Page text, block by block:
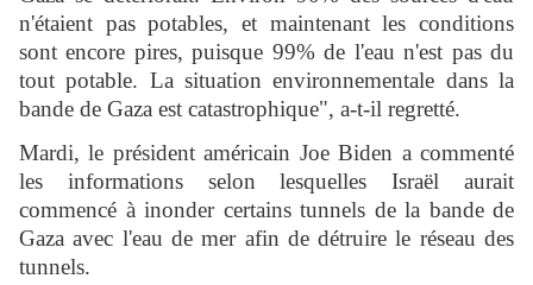
n'étaient pas potables, et maintenant les conditions
sont encore pires, puisque 99% de l'eau n'est pas du
tout potable. La situation environnementale dans la
bande de Gaza est catastrophique", a-t-il regretté.
Mardi, le président américain Joe Biden a commenté
les informations selon lesquelles Israël aurait
commencé à inonder certains tunnels de la bande de
Gaza avec l'eau de mer afin de détruire le réseau des
tunnels.